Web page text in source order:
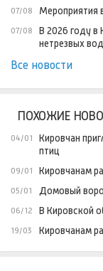
07/08 Мероприятия
07/08
В 2026 году в
нетрезвых
Все новости
ПОХОЖИЕ
04/01
Кировчан
птиц
09/01 Кировчанам
05/01 Домовый
06/12 В Кировской
19/03 Кировчанам